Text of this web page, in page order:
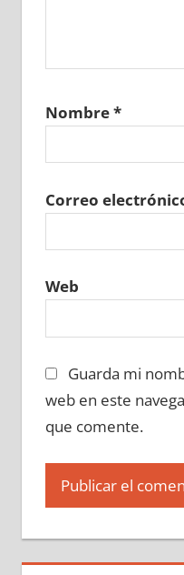
Nombre*
Correo
Web
Guarda mi
web en este
que comente.